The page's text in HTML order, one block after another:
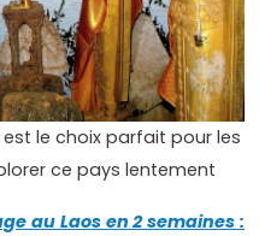
le choix parfait pour les
ce pays lentement
au Laos en 2 semaines :